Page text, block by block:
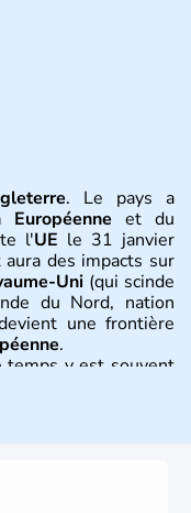
. Le pays a
Européenne et du
l'UE le 31 janvier
des impacts sur
Uni (qui scinde
du Nord, nation
une frontière
.
temps y est souvent
: il s’agit d’un